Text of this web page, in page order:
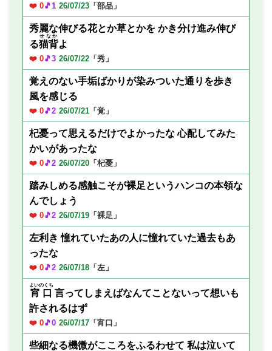
❤️ 0🎵1 26/07/23 「部品」
秀麗な伸びる花とか草とかを かき分け進み伸び
る猫背
せなか
よ
❤️ 0🎵3 26/07/22 「秀」
覚えのない手垢ばかりが染みついた通りを歩き
風を感じる
❤️ 0🎵2 26/07/21 「覚」
杞憂って思えるだけでよかったな 心配してみた
かいがあったな
❤️ 0🎵2 26/07/20 「杞憂」
踏みしめる感触こそが裸足というハンコの本領な
んでしょう
❤️ 0🎵2 26/07/19 「裸足」
左利き 憧れていたあの人に憧れていた過去もあ
ったな
❤️ 0🎵2 26/07/18 「左」
宵口
よいのくち
言ってしまえばなんてことないって想いも
許されるはず
❤️ 0🎵0 26/07/17 「宵口」
些細なる機微がこころをふるわせて 私は泣いて